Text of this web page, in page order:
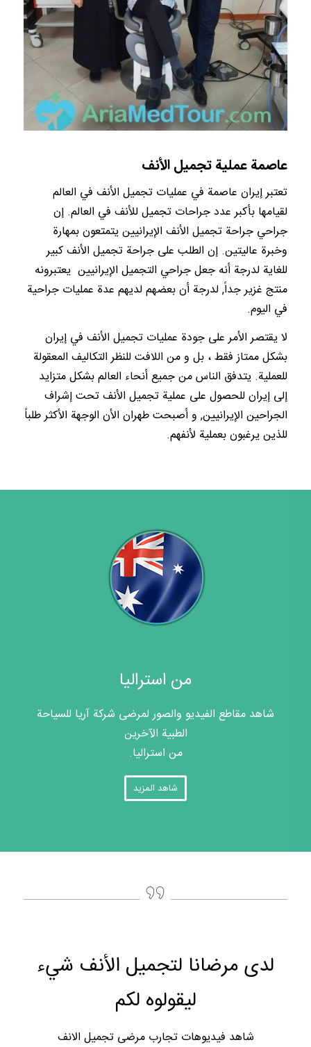
عاصمة عملية تجميل الأنف
تعتبر إيران عاصمة في عمليات تجميل الأنف في العالم
لقيامها بأكبر عدد جراحات تجميل للأنف في العالم. إن
جراحي جراحة تجميل الأنف الإيرانيين يتمتعون بمهارة
وخبرة عاليتين. إن الطلب على جراحة تجميل الأنف كبير
للغاية لدرجة أنه جعل جراحي التجميل الإيرانيين يعتبرونه
منتج غزير جداً, لدرجة أن بعضهم لديهم عدة عمليات جراحية
في اليوم.
لا يقتصر الأمر على جودة عمليات تجميل الأنف في إيران
بشكل ممتاز فقط ، بل و من اللافت للنظر التكاليف المعقولة
للعملية. يتدفق الناس من جميع أنحاء العالم بشكل متزايد
إلى إيران للحصول على عملية تجميل الأنف تحت إشراف
الجراحين الإيرانيين, و أصبحت طهران الأن الوجهة الأكثر طلباً
للذين يرغبون بعملية لأنفهم.
من استراليا
شاهد مقاطع الفيديو والصور لمرضى شركة آريا للسياحة
الطبية الآخرين
من استراليا.
شاهد المزيد
لدى مرضانا لتجميل الأنف شيء
ليقولوه لكم
شاهد فيديوهات تجارب مرضى تجميل الانف